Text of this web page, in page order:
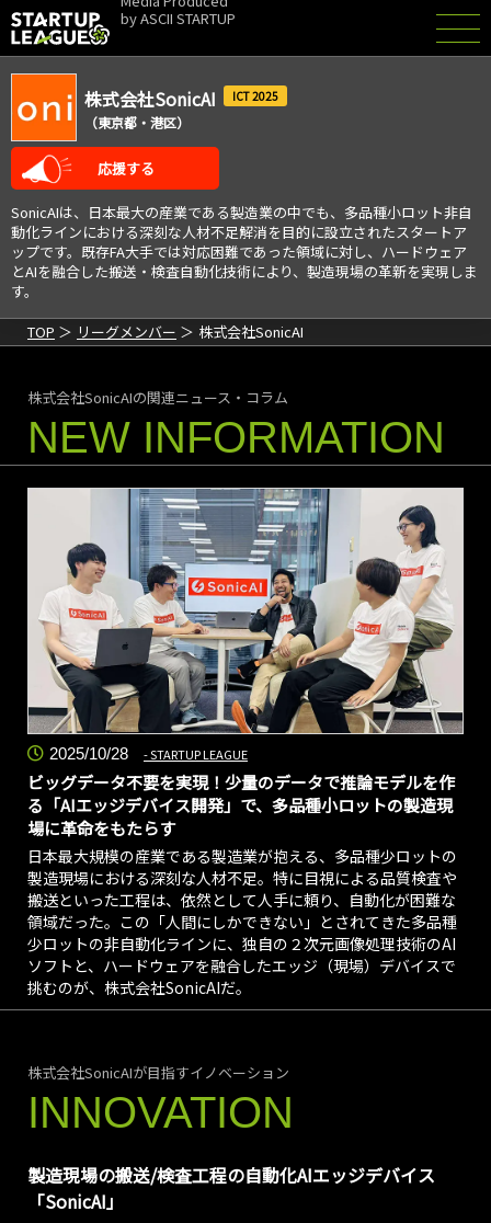
byASCII STARTUP
株式会社SonicAI 2025
（東京都・港区）
応援する
SonicAIは、日本最大の産業である製造業の中でも、多品種小ロット非自
動化ラインにおける深刻な人材不足解消を目的に設立されたスタートア
ップです。既存FA大手では対応困難であった領域に対し、ハードウェア
とAIを融合した搬送・検査自動化技術により、製造現場の革新を実現しま
す。
TOP
リーグメンバー 株式会社SonicAI
株式会社SonicAIの関連ニュース・コラム
NEW INFORMATION
2025/10/28 STARTUP LEAGUE
ビッグデータ不要を実現！少量のデータで推論モデルを作
る「AIエッジデバイス開発」で、多品種小ロットの製造現
場に革命をもたらす
日本最大規模の産業である製造業が抱える、多品種少ロットの
製造現場における深刻な人材不足。特に目視による品質検査や
搬送といった工程は、依然として人手に頼り、自動化が困難な
領域だった。この「人間にしかできない」とされてきた多品種
少ロットの非自動化ラインに、独自の２次元画像処理技術のAI
ソフトと、ハードウェアを融合したエッジ（現場）デバイスで
挑むのが、株式会社SonicAIだ。
株式会社SonicAIが目指すイノベーション
INNOVATION
製造現場の搬送/検査工程の自動化AIエッジデバイス
「SonicAI」